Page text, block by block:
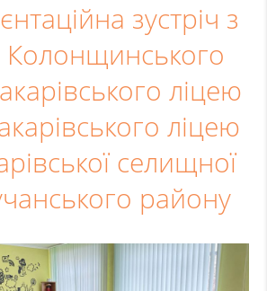
зустріч з
ліцею
ліцею
селищної
району